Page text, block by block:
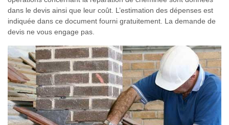
dans le devis ainsi que leur coût. L’estimation des dépenses est
indiquée dans ce document fourni gratuitement. La demande de
devis ne vous engage pas.